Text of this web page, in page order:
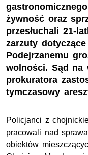
żywność oraz
przesłuchali 21-
zarzuty dotyczące
Podejrzanemu
wolności. Sąd na
prokuratora
tymczasowy
Policjanci z
pracowali nad
obiektów